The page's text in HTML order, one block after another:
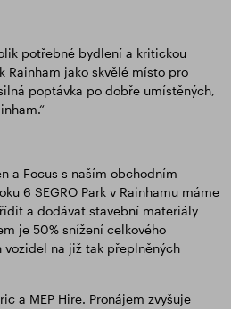
potřebné bydlení a kritickou
Rainham jako skvělé místo pro
poptávka po dobře umístěných,
a Focus s naším obchodním
6 SEGRO Park v Rainhamu máme
a dodávat stavební materiály
je 50% snížení celkového
na již tak přeplněných
a MEP Hire. Pronájem zvyšuje